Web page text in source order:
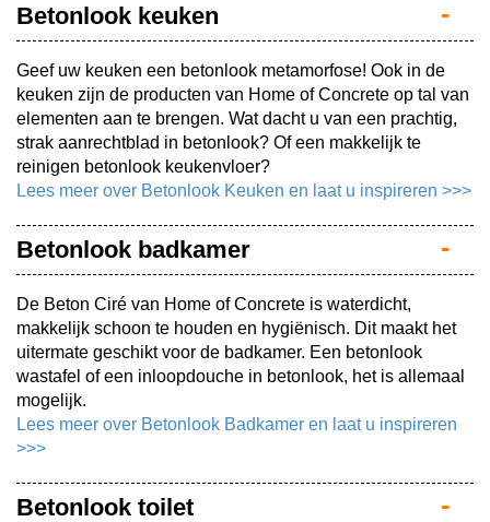
Betonlook keuken
Geef uw keuken een betonlook metamorfose! Ook in de
keuken zijn de producten van Home of Concrete op tal van
elementen aan te brengen. Wat dacht u van een prachtig,
strak aanrechtblad in betonlook? Of een makkelijk te
reinigen betonlook keukenvloer?
Lees meer over Betonlook Keuken en laat u inspireren >>>
Betonlook badkamer
De Beton Ciré van Home of Concrete is waterdicht,
makkelijk schoon te houden en hygiënisch. Dit maakt het
uitermate geschikt voor de badkamer. Een betonlook
wastafel of een inloopdouche in betonlook, het is allemaal
mogelijk.
Lees meer over Betonlook Badkamer en laat u inspireren
>>>
Betonlook toilet